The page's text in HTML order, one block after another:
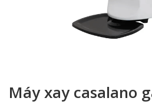
Máy xay casalano